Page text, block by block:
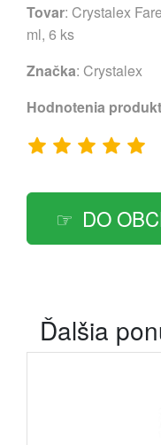
Tovar: Crystalex
ml, 6 ks
Značka: Crystalex
Hodnotenia
DO
Ďalšia